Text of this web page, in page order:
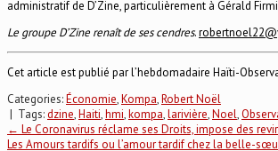
administratif de D’Zine, particulièrement à Gérald
Le groupe D’Zine renaît de ses cendres.
Cet article est publié par l’hebdomadaire Haïti-
Categories:Économie,Kompa,Robert Noël
| Tags:dzine,Haiti,hmi,kompa,larivière,Noel,
← Le Coronavirus réclame ses Droits, impose des
Les Amours tardifs ou l’amour tardif chez la belle-